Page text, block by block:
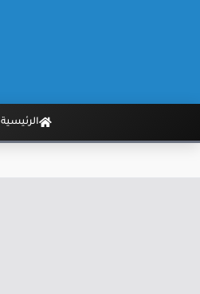
الرئيسية